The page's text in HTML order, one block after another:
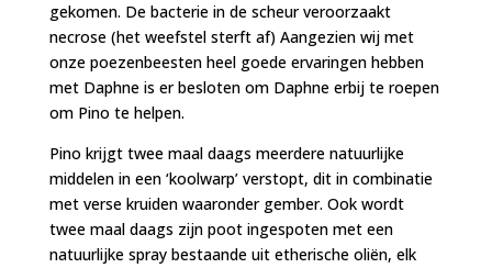
gekomen. De bacterie in de scheur veroorzaakt
necrose (het weefstel sterft af) Aangezien wij met
onze poezenbeesten heel goede ervaringen hebben
met Daphne is er besloten om Daphne erbij te roepen
om Pino te helpen.
Pino krijgt twee maal daags meerdere natuurlijke
middelen in een ‘koolwarp’ verstopt, dit in combinatie
met verse kruiden waaronder gember. Ook wordt
twee maal daags zijn poot ingespoten met een
natuurlijke spray bestaande uit etherische oliën, elk